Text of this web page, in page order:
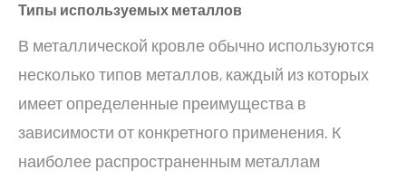
Типы используемых металлов
В металлической кровле обычно используются
несколько типов металлов, каждый из которых
имеет определенные преимущества в
зависимости от конкретного применения. К
наиболее распространенным металлам